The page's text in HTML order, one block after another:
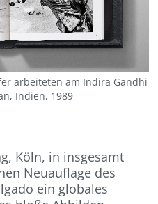
arbeiteten am Indira Gandhi
Indien, 1989
Köln, in insgesamt
Neuauflage des
ein globales